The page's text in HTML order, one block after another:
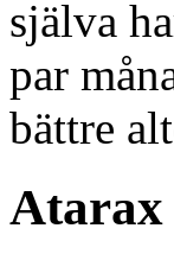
själva
par
bättre
Atarax